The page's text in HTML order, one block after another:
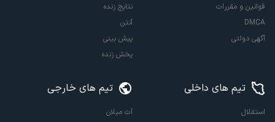
قوانین و مقررات
DMCA
آگهی دولتی
نتایج زنده
آنتن
پیش بینی
پخش زنده
تیم های داخلی
استقلال
تیم های خارجی
آث میلان